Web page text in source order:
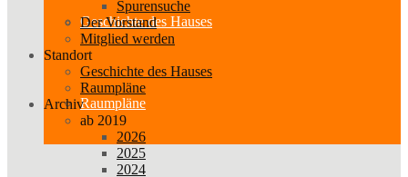
Geschichte des Hauses
Raumpläne
Spurensuche
Der Vorstand
Mitglied werden
Standort
Geschichte des Hauses
Raumpläne
Archiv
ab 2019
2026
2025
2024